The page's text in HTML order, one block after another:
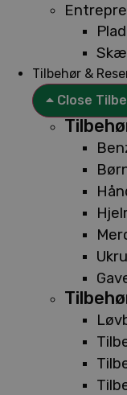
Tilbehør &
Close